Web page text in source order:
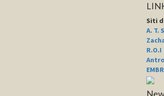
Siti
A. T.
R.O.I